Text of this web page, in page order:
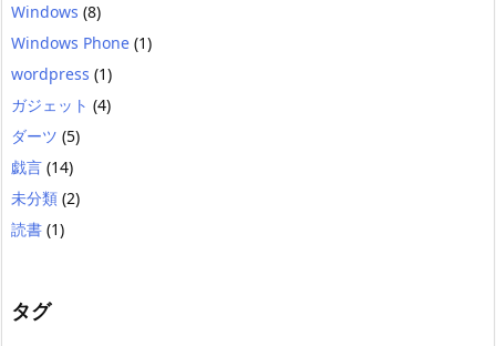
Windows (8)
Windows Phone (1)
wordpress (1)
ガジェット (4)
ダーツ (5)
戯言 (14)
未分類 (2)
読書 (1)
タグ